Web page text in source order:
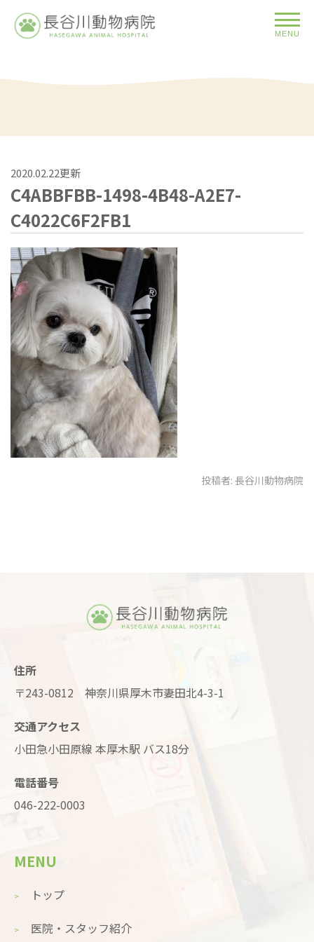
MENU
2020.02.22更新
C4ABBFBB-1498-4B48-A2E7-
C4022C6F2FB1
投稿者: 長谷川動物病院
住所
〒243-0812 神奈川県厚木市妻田北4-3-1
交通アクセス
小田急小田原線 本厚木駅 バス18分
電話番号
046-222-0003
MENU
トップ
医院・スタッフ紹介